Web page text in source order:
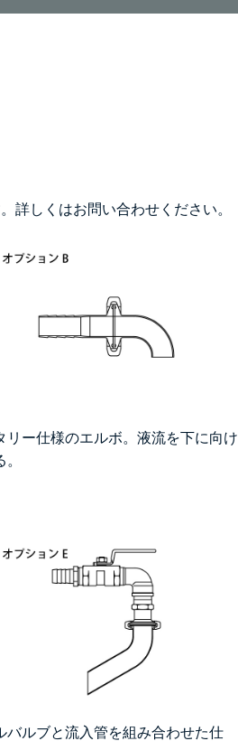
詳しくはお問い合わせください。
リー仕様のエルボ。液流を下に向け
バルブと流入管を組み合わせた仕